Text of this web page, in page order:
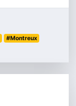
#Montreux